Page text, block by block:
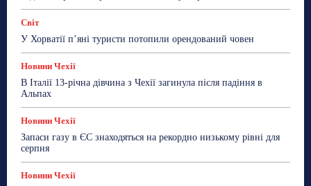
ТехноМанія Топ-новини
Світ
У Хорватії пʼяні туристи потопили орендований човен
Новини Чехії
В Італії 13-річна дівчина з Чехії загинула після падіння в
Альпах
Новини Чехії
Запаси газу в ЄС знаходяться на рекордно низькому рівні для
серпня
Новини Чехії